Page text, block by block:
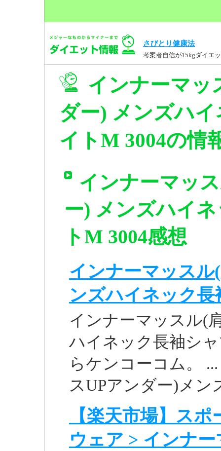
さびとり健康法
考案者自信が15kgダイエ
インナーマッ
ダー) メンズハ
イトM 3004の情
インナーマッ
ー) メンズハイ
トM 3004感想
インナーマッス
ンズハイネック長
インナーマッスル(
ハイネック長袖シ
らケンコーコム。
スUPアンダー)メン
【楽天市場】ス
ウェア > インナ